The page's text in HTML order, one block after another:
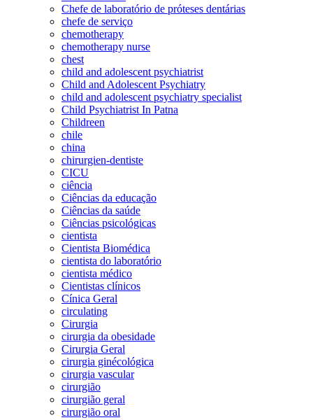
Chefe de laboratório de próteses dentárias
chefe de serviço
chemotherapy
chemotherapy nurse
chest
child and adolescent psychiatrist
Child and Adolescent Psychiatry
child and adolescent psychiatry specialist
Child Psychiatrist In Patna
Childreen
chile
china
chirurgien-dentiste
CICU
ciência
Ciências da educação
Ciências da saúde
Ciências psicológicas
cientista
Cientista Biomédica
cientista do laboratório
cientista médico
Cientistas clínicos
Cínica Geral
circulating
Cirurgia
cirurgia da obesidade
Cirurgia Geral
cirurgia ginécológica
cirurgia vascular
cirurgião
cirurgião geral
cirurgião oral